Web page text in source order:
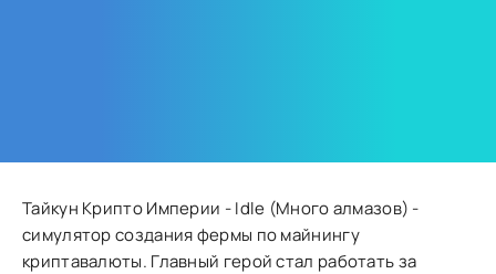
Тайкун Крипто Империи - Idle (Много алмазов) -
симулятор создания фермы по майнингу
криптавалюты. Главный герой стал работать за